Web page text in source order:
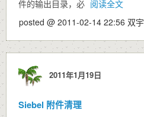
件的输出目录，必 阅读全文
posted @ 2011-02-14 22:56 双宇
2011年1月19日
Siebel 附件清理